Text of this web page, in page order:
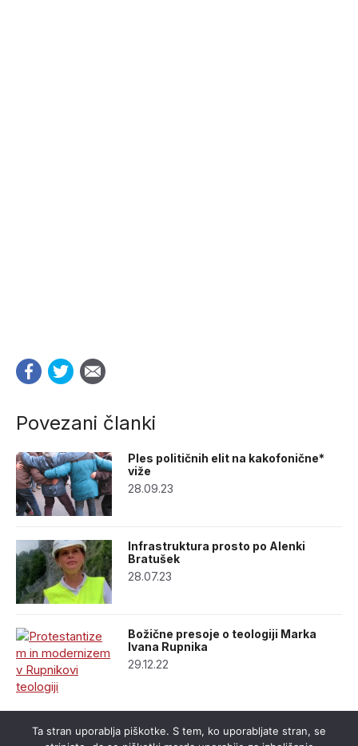
Povezani članki
Ples političnih elit na kakofonične*
viže
28.09.23
Infrastruktura prosto po Alenki
Bratušek
28.07.23
Božične presoje o teologiji Marka
Ivana Rupnika
29.12.22
Ta stran uporablja piškotke. S tem, ko uporabljate stran, se